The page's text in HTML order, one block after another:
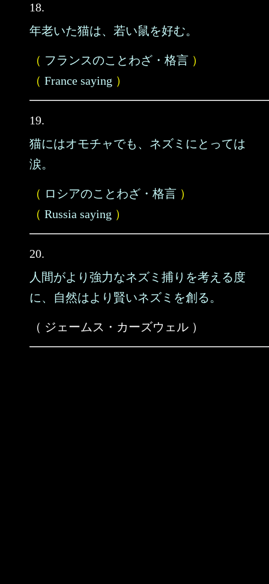
18.
年老いた猫は、若い鼠を好む。
（ フランスのことわざ・格言 ）
（ France saying ）
19.
猫にはオモチャでも、ネズミにとっては
涙。
（ ロシアのことわざ・格言 ）
（ Russia saying ）
20.
人間がより強力なネズミ捕りを考える度
に、自然はより賢いネズミを創る。
（ ジェームス・カーズウェル ）